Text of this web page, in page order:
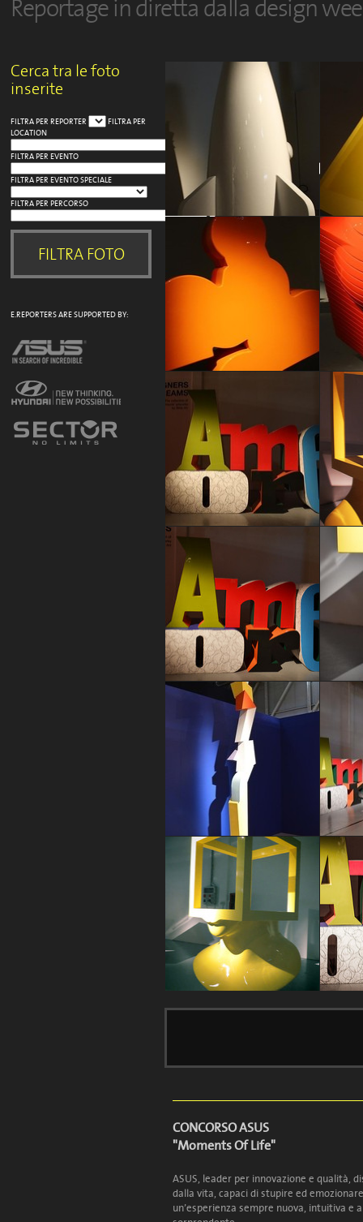
Cerca tra le foto
inserite
FILTRA PER REPORTER
FILTRA PER
LOCATION
FILTRA PER EVENTO
FILTRA PER EVENTO SPECIALE
FILTRA PER PERCORSO
E.REPORTERS ARE SUPPORTED BY:
Irene Cavaliere
Irene
SLIDEART
Irene Cavaliere
Irene
SLIDEART
Irene Cavaliere
Paola
SLIDEART
Francesca Padovan
SLIDEART
marco mannacio soderini
CONCORSO ASUS
"Moments Of Life"
ASUS, leader per innovazione e qualità,
dalla vita, capaci di stupire ed
un’esperienza sempre nuova, intuitiva e